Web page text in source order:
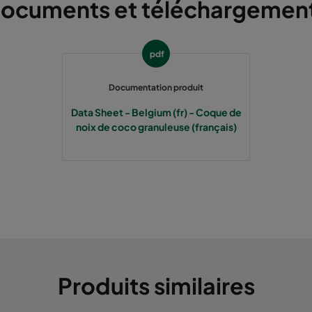
et
pdf
Documentation produit
Data Sheet - Belgium (fr) - Coque de
noix de coco granuleuse (français)
Produits similaires